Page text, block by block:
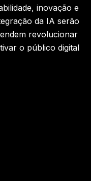
inovação e
da IA serão
revolucionar
o público digital